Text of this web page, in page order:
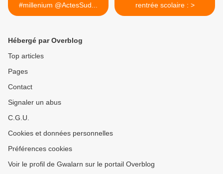
#millenium @ActesSud...
rentrée scolaire : >
Hébergé par Overblog
Top articles
Pages
Contact
Signaler un abus
C.G.U.
Cookies et données personnelles
Préférences cookies
Voir le profil de Gwalarn sur le portail Overblog